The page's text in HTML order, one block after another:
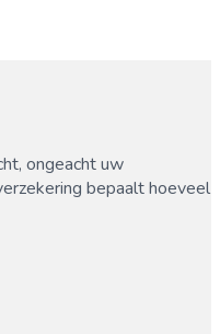
ongeacht uw
bepaalt hoeveel